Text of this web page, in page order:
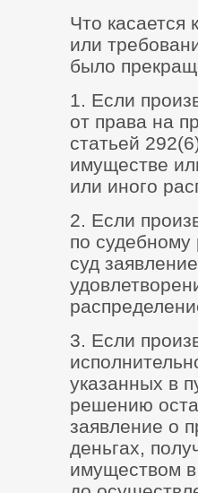
Что касается
или
было
1. Если
от права на
статьей
имуществе
или иного
2. Если
по судебному
суд
3. Если
указанных в
решению
заявление о
деньгах,
имуществом в